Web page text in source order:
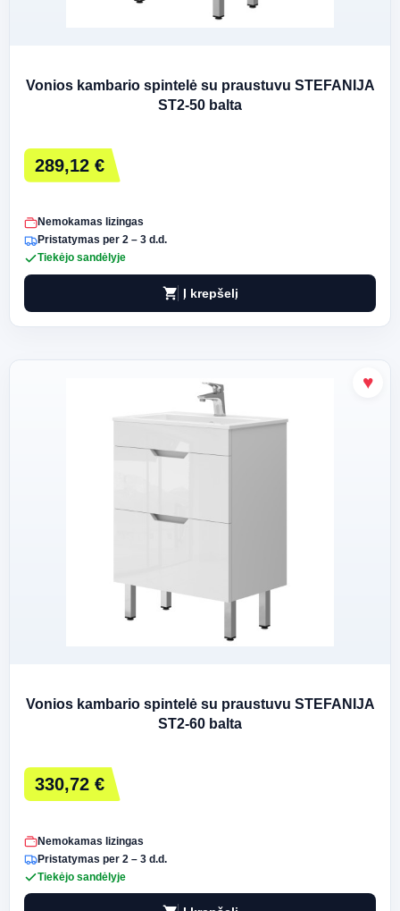
Vonios kambario spintelė su praustuvu STEFANIJA
ST2-50 balta
289,12 €
Nemokamas lizingas
Pristatymas per 2 – 3 d.d.
Tiekėjo sandėlyje
shopping_cart Į krepšelį
Vonios kambario spintelė su praustuvu STEFANIJA
ST2-60 balta
330,72 €
Nemokamas lizingas
Pristatymas per 2 – 3 d.d.
Tiekėjo sandėlyje